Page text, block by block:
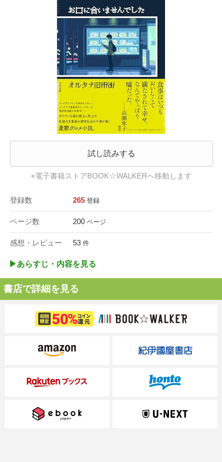
試し読みする
※電子書籍ストアBOOK☆WALKERへ移動します
登録数 265 登録
ページ数 200 ページ
感想・レビュー 53 件
▶︎あらすじ・内容を見る
書店で詳細を見る